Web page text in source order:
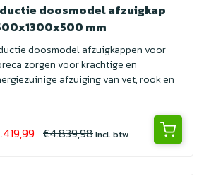
doosmodel afzuigkap
mm
doosmodel afzuigkappen voor
zorgen voor krachtige en
afzuiging van vet, rook en
€4.839,98Incl. btw